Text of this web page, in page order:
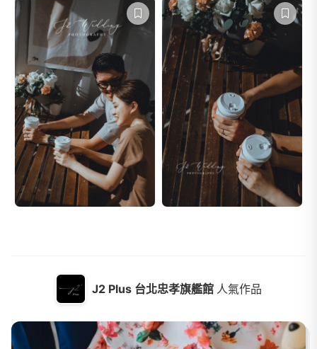
J2 Plus 台北忠孝旗艦館 人氣作品